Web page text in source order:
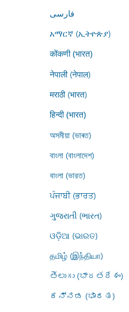
فارسى
አማርኛ (ኢትዮጵያ)
कोंकणी (भारत)
नेपाली (नेपाल)
मराठी (भारत)
हिन्दी (भारत)
অসমীয়া (ভাৰত)
বাংলা (বাংলাদেশ)
বাংলা (ভারত)
ਪੰਜਾਬੀ (ਭਾਰਤ)
ગુજરાતી (ભારત)
ଓଡ଼ିଆ (ଭାରତ)
தமிழ் (இந்தியா)
తెలుగు (భారతదేశం)
ಕನ್ನಡ (ಭಾರತ)